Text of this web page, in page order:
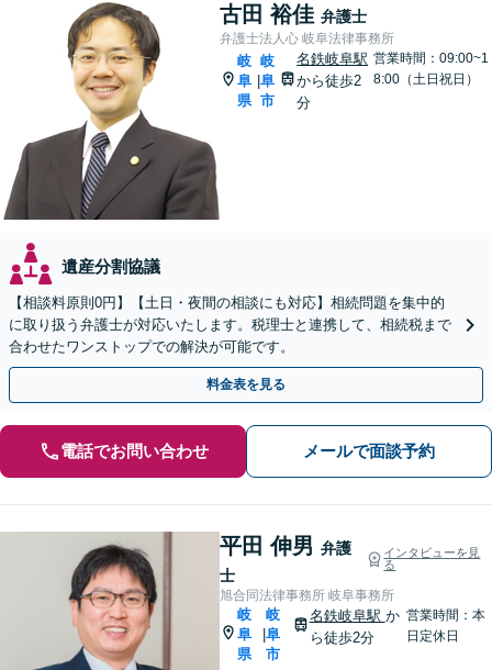
古田 裕佳 弁護士
弁護士法人心 岐阜法律事務所
岐
阜
県
岐
阜
市
名鉄岐阜駅
から徒歩2
分
営業時間：09:00~1
8:00（土日祝日）
遺産分割協議
【相談料原則0円】【土日・夜間の相談にも対応】相続問題を集中的
に取り扱う弁護士が対応いたします。税理士と連携して、相続税まで
合わせたワンストップでの解決が可能です。
料金表を見る
電話でお問い合わせ メールで面談予約
平田 伸男 弁護
士
インタビューを見
る
旭合同法律事務所 岐阜事務所
岐
阜
県
|
岐
阜
市
名鉄岐阜駅 か
ら徒歩2分
営業時間：本
日定休日